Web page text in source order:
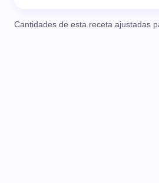
Cantidades de esta receta ajustadas